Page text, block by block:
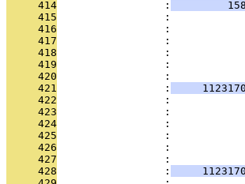
     414
                 :
     415
:
     416
:
     417
:
     418
:
     419
:
     420
:
     421
                 :
     422
:
     423
:
     424
:
     425
:
     426
:
     427
:
     428
                 :